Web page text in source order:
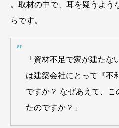
。取材の中で、耳を疑うよう
らです。
「資材不足で家が建た
は建築会社にとって『不
ですか？ なぜあえて、こ
たのですか？」